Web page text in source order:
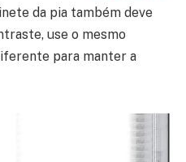
da pia também deve
use o mesmo
para manter a